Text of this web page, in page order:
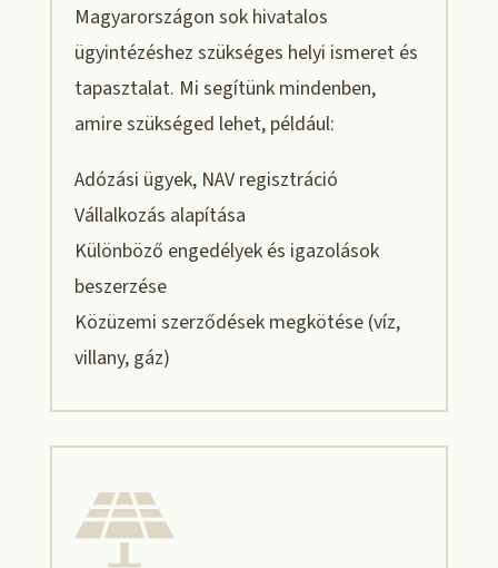
Magyarországon sok hivatalos
ügyintézéshez szükséges helyi ismeret és
tapasztalat. Mi segítünk mindenben,
amire szükséged lehet, például:
Adózási ügyek, NAV regisztráció
Vállalkozás alapítása
Különböző engedélyek és igazolások
beszerzése
Közüzemi szerződések megkötése (víz,
villany, gáz)